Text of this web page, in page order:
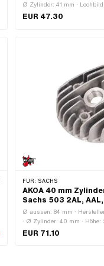
Ø Zylinder: 41 mm · Lochbild
Kerzengewinde: kurz ·
EUR 47.30
FÜR: SACHS
AKOA 40 mm
Sachs 503 2AL,
Ø aussen: 84 mm ·
· Ø Zylinder: 40 mm ·
37 · Kerzengewinde: kurz ·
EUR 71.10